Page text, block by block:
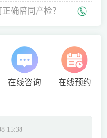
确陪同产检？
在线咨询 在线预约
15:38